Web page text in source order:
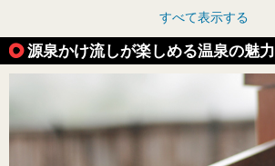
すべて表示する
源泉かけ流しが楽しめる温泉の魅力